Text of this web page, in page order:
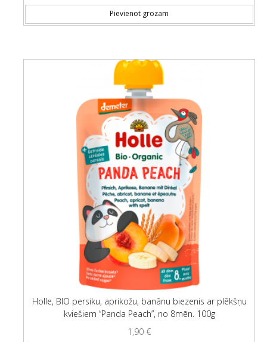
Pievienot grozam
Holle, BIO persiku, aprikožu, banānu biezenis ar plēkšņu
kviešiem “Panda Peach”, no 8mēn. 100g
1,90 €